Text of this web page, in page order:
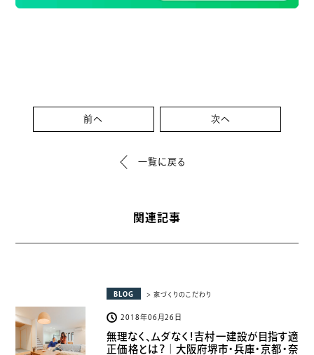
前へ 次へ
一覧に戻る
関連記事
BLOG > 家づくりのこだわり
2018年06月26日
無理なく、ムダなく！吉村一建設が目指す適
正価格とは？｜大阪府堺市・兵庫・京都・奈